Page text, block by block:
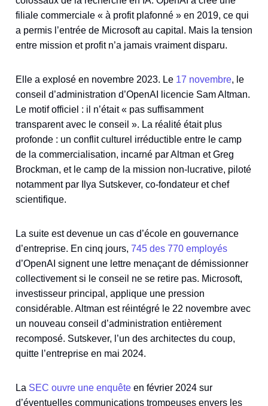
filiale commerciale « à profit plafonné » en 2019, ce qui
a permis l’entrée de Microsoft au capital. Mais la tension
entre mission et profit n’a jamais vraiment disparu.
Elle a explosé en novembre 2023. Le 17 novembre, le
conseil d’administration d’OpenAI licencie Sam Altman.
Le motif officiel : il n’était « pas suffisamment
transparent avec le conseil ». La réalité était plus
profonde : un conflit culturel irréductible entre le camp
de la commercialisation, incarné par Altman et Greg
Brockman, et le camp de la mission non-lucrative, piloté
notamment par Ilya Sutskever, co-fondateur et chef
scientifique.
La suite est devenue un cas d’école en gouvernance
d’entreprise. En cinq jours, 745 des 770 employés
d’OpenAI signent une lettre menaçant de démissionner
collectivement si le conseil ne se retire pas. Microsoft,
investisseur principal, applique une pression
considérable. Altman est réintégré le 22 novembre avec
un nouveau conseil d’administration entièrement
recomposé. Sutskever, l’un des architectes du coup,
quitte l’entreprise en mai 2024.
La SEC ouvre une enquête en février 2024 sur
d’éventuelles communications trompeuses envers les